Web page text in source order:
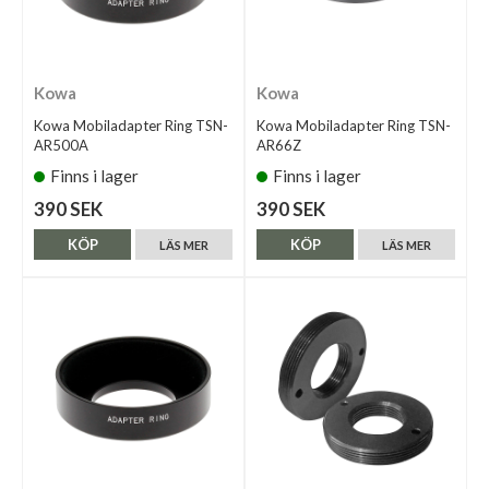
Kowa
Kowa Mobiladapter Ring TSN-
AR500A
Finns i lager
390 SEK
LÄS MER
KÖP
Kowa
Kowa Mobiladapter Ring TSN-
AR66Z
Finns i lager
390 SEK
LÄS MER
KÖP